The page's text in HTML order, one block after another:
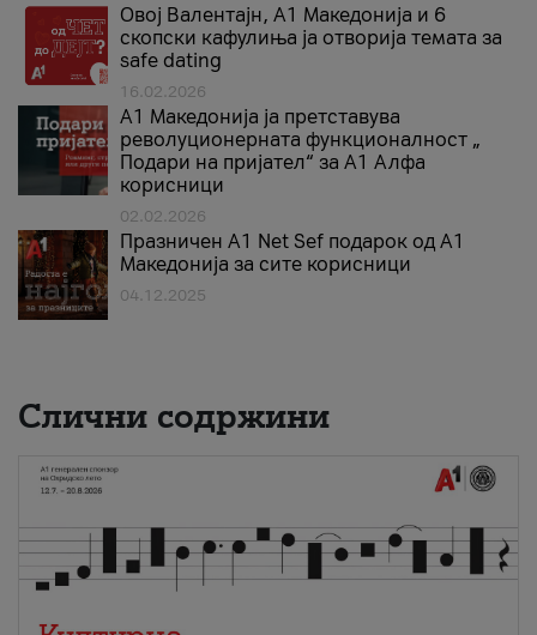
Овој Валентајн, A1 Македонија и 6
скопски кафулиња ја отворија темата за
safe dating
16.02.2026
А1 Македонија ја претставува
револуционерната функционалност „
Подари на пријател“ за А1 Алфа
корисници
02.02.2026
Празничен A1 Net Sеf подарок од А1
Македонија за сите корисници
04.12.2025
Слични содржини